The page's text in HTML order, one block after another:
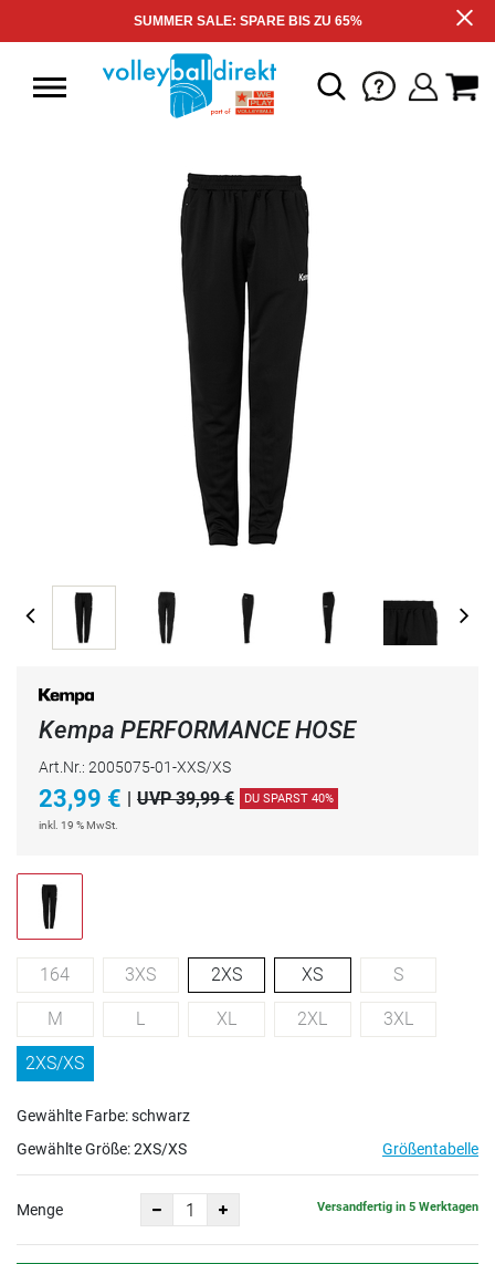
SUMMER SALE: SPARE BIS ZU 65%
Kempa PERFORMANCE HOSE
Art.Nr.: 2005075-01-XXS/XS
23,99 € | UVP 39,99 € DU SPARST 40%
inkl. 19 % MwSt.
164 3XS 2XS XS S
M L XL 2XL 3XL
2XS/XS
Gewählte Farbe: schwarz
Gewählte Größe:2XS/XS Größentabelle
Menge Versandfertig in 5 Werktagen